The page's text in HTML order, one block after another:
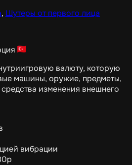
, Шутеры от первого лица
валюту, которую
машины, оружие, предметы,
изменения внешнего
вибрации